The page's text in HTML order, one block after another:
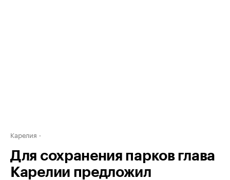
Карелия
Для сохранения парков глава
Карелии предложил